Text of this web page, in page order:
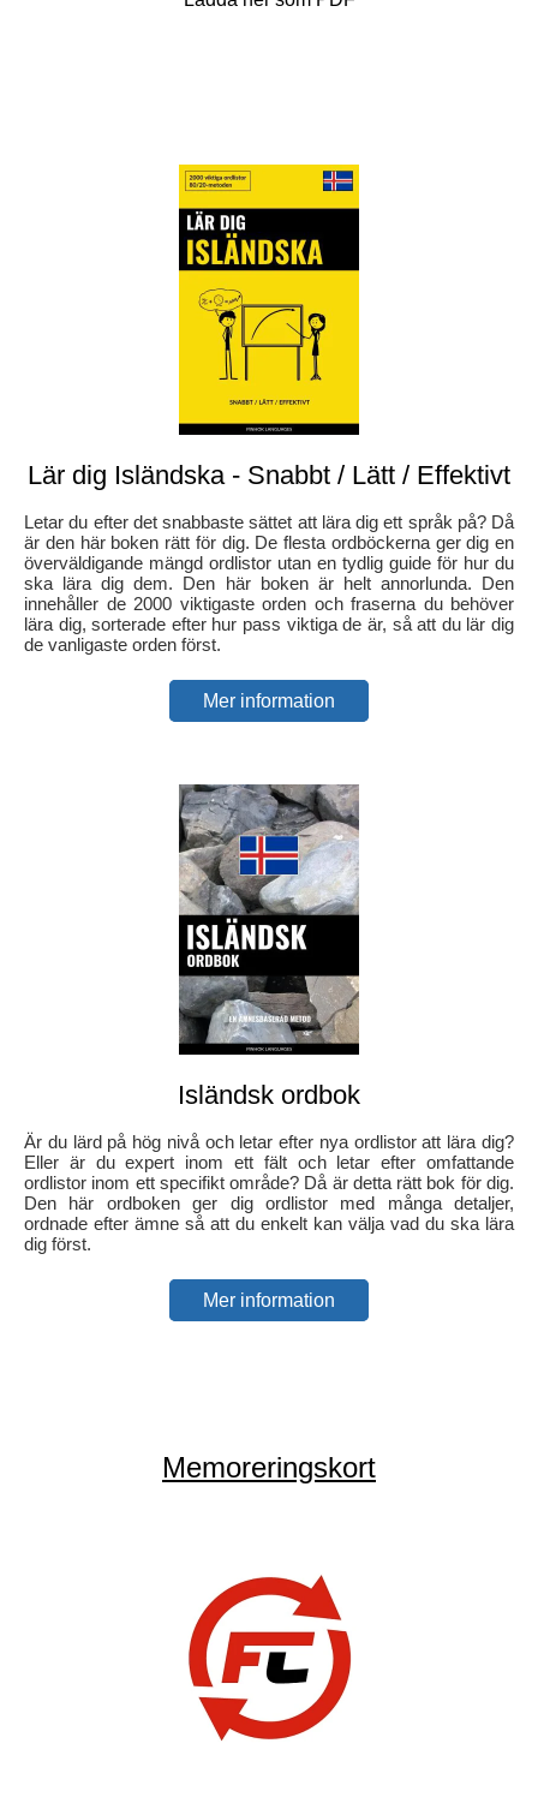
Lär dig Isländska - Snabbt / Lätt / Effektivt
Letar du efter det snabbaste sättet att lära dig ett språk på? Då
är den här boken rätt för dig. De flesta ordböckerna ger dig en
överväldigande mängd ordlistor utan en tydlig guide för hur du
ska lära dig dem. Den här boken är helt annorlunda. Den
innehåller de 2000 viktigaste orden och fraserna du behöver
lära dig, sorterade efter hur pass viktiga de är, så att du lär dig
de vanligaste orden först.
Mer information
Isländsk ordbok
Är du lärd på hög nivå och letar efter nya ordlistor att lära dig?
Eller är du expert inom ett fält och letar efter omfattande
ordlistor inom ett specifikt område? Då är detta rätt bok för dig.
Den här ordboken ger dig ordlistor med många detaljer,
ordnade efter ämne så att du enkelt kan välja vad du ska lära
dig först.
Mer information
Memoreringskort